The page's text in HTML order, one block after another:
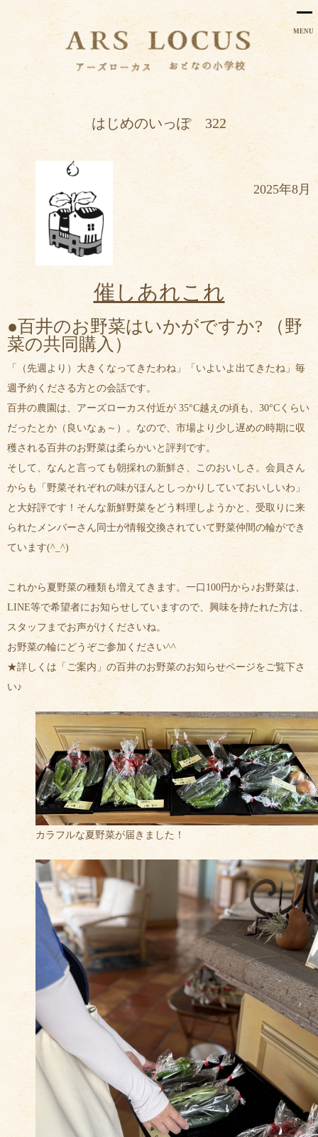
MENU
はじめのいっぽ 322
2025年8月
催しあれこれ
●百井のお野菜はいかがですか? （野
菜の共同購入）
「（先週より）大きくなってきたわね」「いよいよ出てきたね」毎
週予約くださる方との会話です。
百井の農園は、アーズローカス付近が 35°C越えの頃も、30°Cくらい
だったとか（良いなぁ～）。なので、市場より少し遅めの時期に収
穫される百井のお野菜は柔らかいと評判です。
そして、なんと言っても朝採れの新鮮さ、このおいしさ。会員さん
からも「野菜それぞれの味がほんとしっかりしていておいしいわ」
と大好評です！そんな新鮮野菜をどう料理しようかと、受取りに来
られたメンバーさん同士が情報交換されていて野菜仲間の輪ができ
ています(^_^)
これから夏野菜の種類も増えてきます。一口100円から♪お野菜は、
LINE等で希望者にお知らせしていますので、興味を持たれた方は、
スタッフまでお声がけくださいね。
お野菜の輪にどうぞご参加ください^^
★詳しくは「ご案内」の百井のお野菜のお知らせページをご覧下さ
い♪
カラフルな夏野菜が届きました！